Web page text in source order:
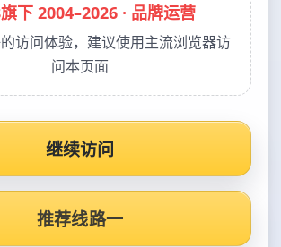
下 2004–2026 · 品牌运营
访问体验，建议使用主流浏览器访
问本页面
继续访问
推荐线路一